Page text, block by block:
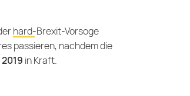
hard-Brexit-Vorsoge
passieren, nachdem die
in Kraft.